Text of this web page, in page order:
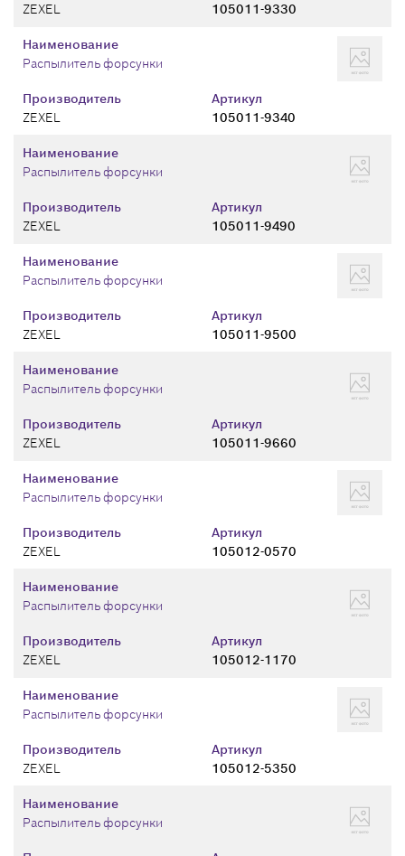
ZEXEL
105011-9330
Производитель
ZEXEL
Артикул
105011-9340
Наименование
Распылитель форсунки
Производитель
ZEXEL
Артикул
105011-9490
Наименование
Распылитель форсунки
Производитель
ZEXEL
Артикул
105011-9500
Наименование
Распылитель форсунки
Производитель
ZEXEL
Артикул
105011-9660
Наименование
Распылитель форсунки
Производитель
ZEXEL
Артикул
105012-0570
Наименование
Распылитель форсунки
Производитель
ZEXEL
Артикул
105012-1170
Наименование
Распылитель форсунки
Производитель
ZEXEL
Артикул
105012-5350
Наименование
Распылитель форсунки
Наименование
Распылитель форсунки